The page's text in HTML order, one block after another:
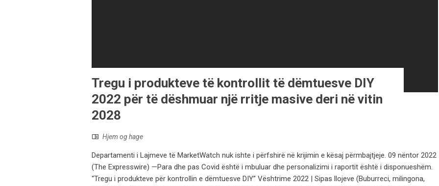
Tregu i produkteve të kontrollit të dëmtuesve DIY
2022 për të dëshmuar një rritje masive deri në vitin
2028
Hjem og hage
Departamenti i Lajmeve të MarketWatch nuk ishte i përfshirë në krijimin e kësaj përmbajtjeje. 09 nëntor 2022
(The Expresswire) —Para dhe pas Covid është i mbuluar dhe personalizimi i raportit është i disponueshëm.
“Tregu i produkteve për kontrollin e dëmtuesve DIY” Vështrime 2022 | Sipas llojeve (Buburreci, milingona,